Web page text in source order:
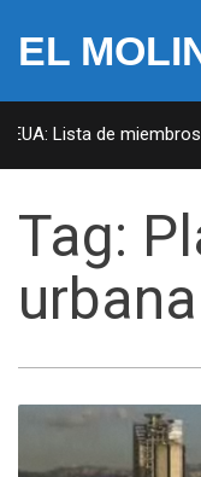
EL
Lista de miembros
Tag:
urbana